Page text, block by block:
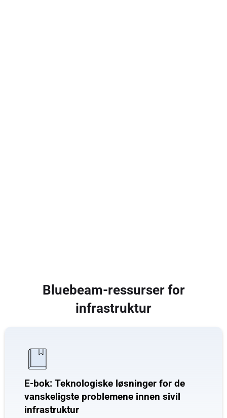
Bluebeam-ressurser for
infrastruktur
E-bok: Teknologiske løsninger for de
vanskeligste problemene innen sivil
infrastruktur